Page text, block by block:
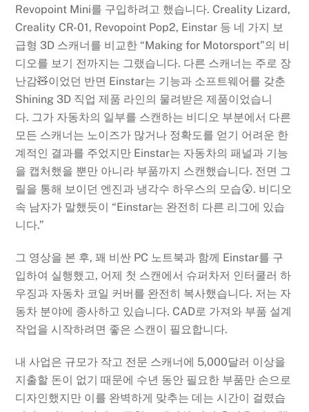
Revopoint Mini를 구입하려고 했습니다. Creality Lizard,
Creality CR-01, Revopoint Pop2, Einstar 등 네 가지 보
급형 3D 스캐너를 비교한 “Making for Motorsport”의 비
디오를 보기 전까지는 그랬습니다. 다른 스캐너는 주로 장
난감🧸이었던 반면 Einstar는 기능과 소프트웨어를 갖춘
Shining 3D 직업 제품 라인의 물려받은 제품이었습니
다. 그가 자동차의 일부를 스캔하는 비디오 부분에서 다른
모든 스캐너는 노이즈가 많거나 정확도를 얻기 어려운 한
계적인 결과를 주었지만 Einstar는 자동차의 패널과 기능
을 캡처했을 뿐만 아니라 부품까지 스캔했습니다. 전면 그
릴을 통해 보이던 엔진과 냉각수 하우스의 모습😲. 비디오
속 남자가 말했듯이 “Einstar는 완전히 다른 리그에 있습
니다.”
그 영상을 본 후, 꽤 비싼 PC 노트북과 함께 Einstar를 구
입하여 실행했고, 어제 첫 스캔에서 슈퍼차저 인터쿨러 하
우징과 자동차 코일 커버를 완전히 복사했습니다. 저는 자
동차 분야에 종사하고 있습니다. CAD로 가져와 부품 설계
작업을 시작하려면 좋은 스캔이 필요합니다.
내 사업은 규모가 작고 전문 스캐너에 5,000달러 이상을
지출할 돈이 없기 때문에 수년 동안 필요한 부품만 손으로
​​디자인했지만 이를 완벽하게 맞추는 데는 시간이 걸렸습